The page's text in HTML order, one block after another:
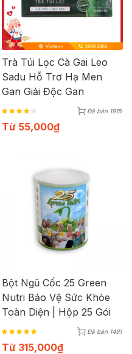
Trà Túi Lọc Cà Gai Leo
Sadu Hỗ Trơ Hạ Men
Gan Giải Độc Gan
Đã bán 1915
Từ 55,000₫
Bột Ngũ Cốc 25 Green
Nutri Bảo Vệ Sức Khỏe
Toàn Diện | Hộp 25 Gói
Đã bán 1491
Từ 315,000₫